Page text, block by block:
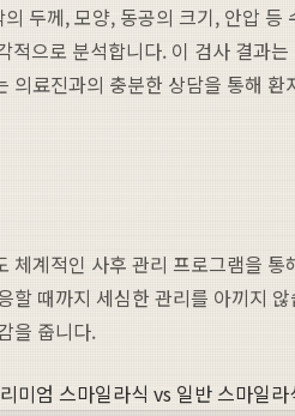
두께, 모양, 동공의 크기, 안압
으로 분석합니다. 이 검사 결과
료진과의 충분한 상담을 통해
체계적인 사후 관리 프로그램을
때까지 세심한 관리를 아끼지
을 줍니다.
미엄 스마일라식 vs 일반 스마일라